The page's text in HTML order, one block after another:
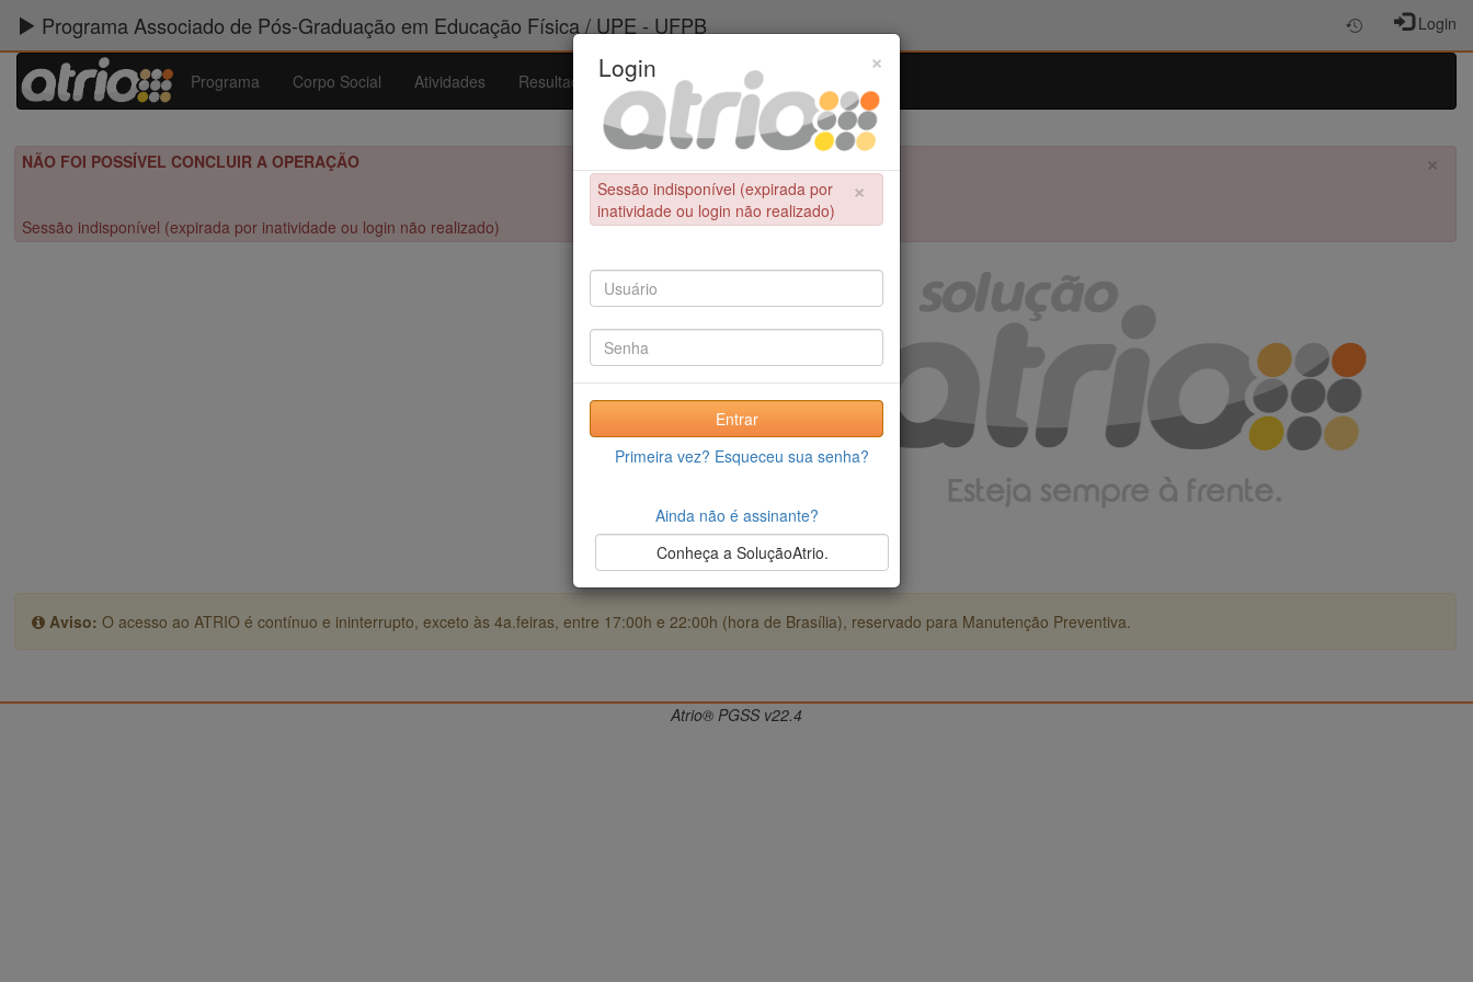
Programa Associado de Pós-Graduação em Educação Física / UPE - UFPB Login
Programa Corpo Social Atividades Resultados Admissão Ferramentas
×
NÃO FOI POSSÍVEL CONCLUIR A OPERAÇÃO
Sessão indisponível (expirada por inatividade ou login não realizado)
Aviso: O acesso ao ATRIO é contínuo e ininterrupto, exceto às 4a.feiras, entre 17:00h e 22:00h (hora de Brasília), reservado para Manutenção Preventiva.
×
Login
×
Sessão indisponível (expirada por
inatividade ou login não realizado)
Entrar
Primeira vez? Esqueceu sua senha?
Ainda não é assinante?
Conheça a SoluçãoAtrio.
Atrio® PGSS v22.4